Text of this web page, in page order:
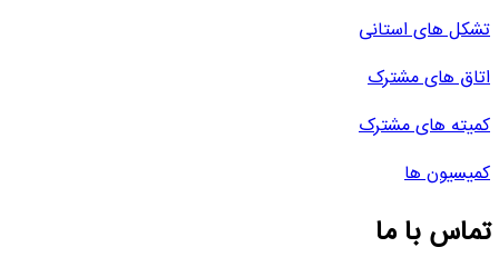
تشکل های استانی
اتاق های مشترک
کمیته های مشترک
کمیسیون ها
تماس با ما